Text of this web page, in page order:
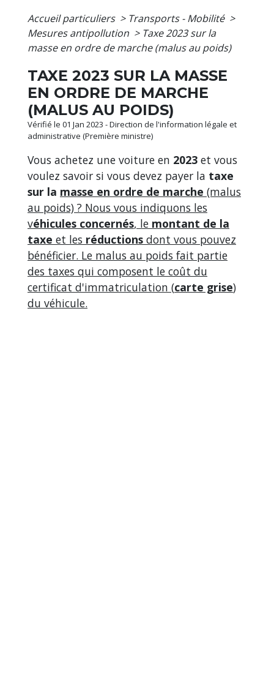
Accueil particuliers > Transports - Mobilité >
Mesures antipollution > Taxe 2023 sur la
masse en ordre de marche (malus au poids)
TAXE 2023 SUR LA MASSE
EN ORDRE DE MARCHE
(MALUS AU POIDS)
Vérifié le 01 Jan 2023 - Direction de l'information légale et
administrative (Première ministre)
Vous achetez une voiture en 2023 et vous
voulez savoir si vous devez payer la taxe
sur la masse en ordre de marche (malus
au poids) ? Nous vous indiquons les
véhicules concernés, le montant de la
taxe et les réductions dont vous pouvez
bénéficier. Le malus au poids fait partie
des taxes qui composent le coût du
certificat d'immatriculation (carte grise)
du véhicule.